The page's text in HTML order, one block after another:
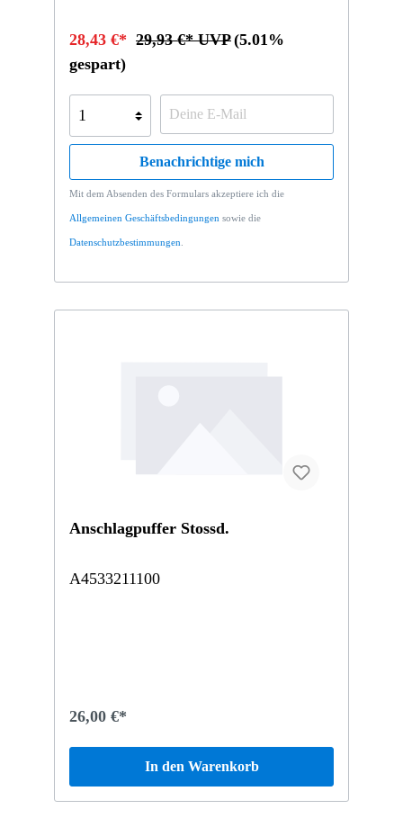
Abmessungen: 5 x 5 x 3.5 cm Gewicht: 0.151kg
Dieses Teil ersetzt die Teilenummer A2148302401.
Das QUERLENKERLAGER A4503330014 wurde
unter anderem verbaut in folgenden Modellen
451380 fortwo coupé mhd 52 kW01MC01 GLC
300 de 4MATIC Vertrauen Sie auf Mercedes-Benz
Originalteile.
28,43 €* 29,93 €* UVP(5.01%
gespart)
Benachrichtige mich
Mit dem Absenden des Formulars akzeptiere ich die
Allgemeinen Geschäftsbedingungen sowie die
Datenschutzbestimmungen
Anschlagpuffer Stossd.
A4533211100
26,00 €*
In den Warenkorb